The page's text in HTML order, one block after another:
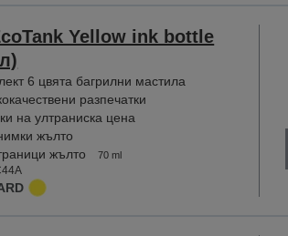
Yellow ink bottle
6 цвята багрилни мастила
разпечатки
на ултраниска цена
жълто
жълто
70 ml